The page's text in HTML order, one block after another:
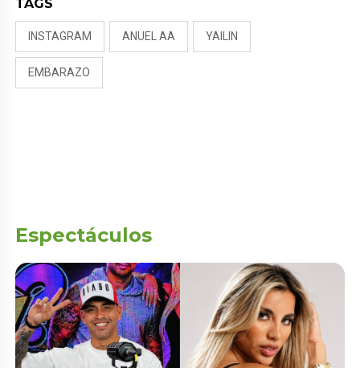
TAGS
INSTAGRAM ANUEL AA YAILIN
EMBARAZO
Espectáculos